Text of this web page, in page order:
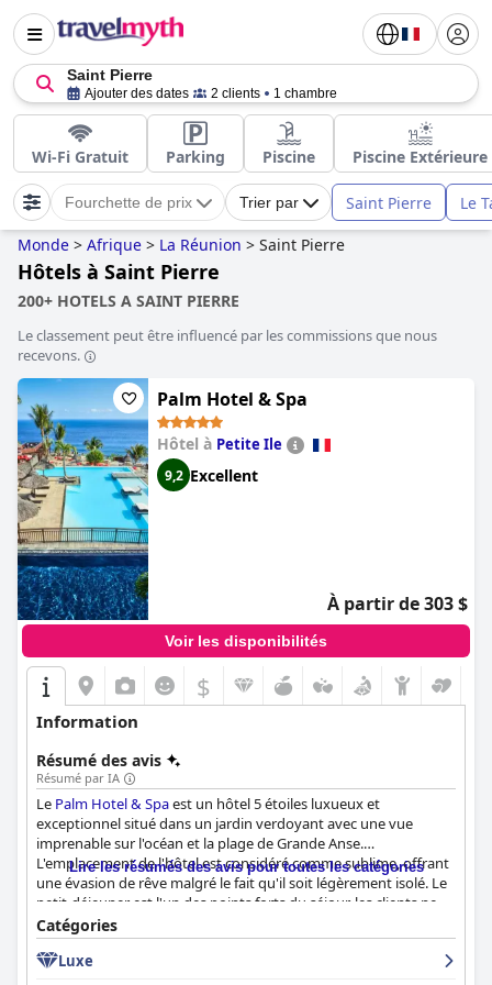
Saint Pierre
Ajouter des dates 2 clients 1 chambre
Wi-Fi Gratuit Parking Piscine Piscine Extérieure
Fourchette de prix Trier par Saint Pierre Le
Monde > Afrique > La Réunion > Saint Pierre
Hôtels à Saint Pierre
200+ HOTELS A SAINT PIERRE
Le classement peut être influencé par les commissions que nous
recevons.
Palm Hotel & Spa
Hôtel à Petite Ile
9,2 Excellent
À partir de 303 $
Voir les disponibilités
$
Information
Résumé des avis
Résumé par IA
Le Palm Hotel & Spaest un hôtel 5 étoiles luxueux et
exceptionnel situé dans un jardin verdoyant avec une vue
imprenable sur l'océan et la plage de Grande Anse.
L'emplacement de l'hôtel est considéré comme sublime, offrant
une évasion de rêve malgré le fait qu'il soit légèrement isolé. Le
petit-déjeuner est l'un des points forts du séjour, les clients ne
tarissant pas d'éloges sur la qualité de la nourriture et le service
exceptionnel. Le dîner est également très apprécié, avec des
plats exquis et un cadre magnifique. Les chambres sont
Lire les résumés des avis pour toutes les catégories
Catégories
Luxe